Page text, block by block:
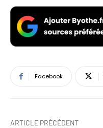
Facebook
ARTICLE PRÉCÉDENT